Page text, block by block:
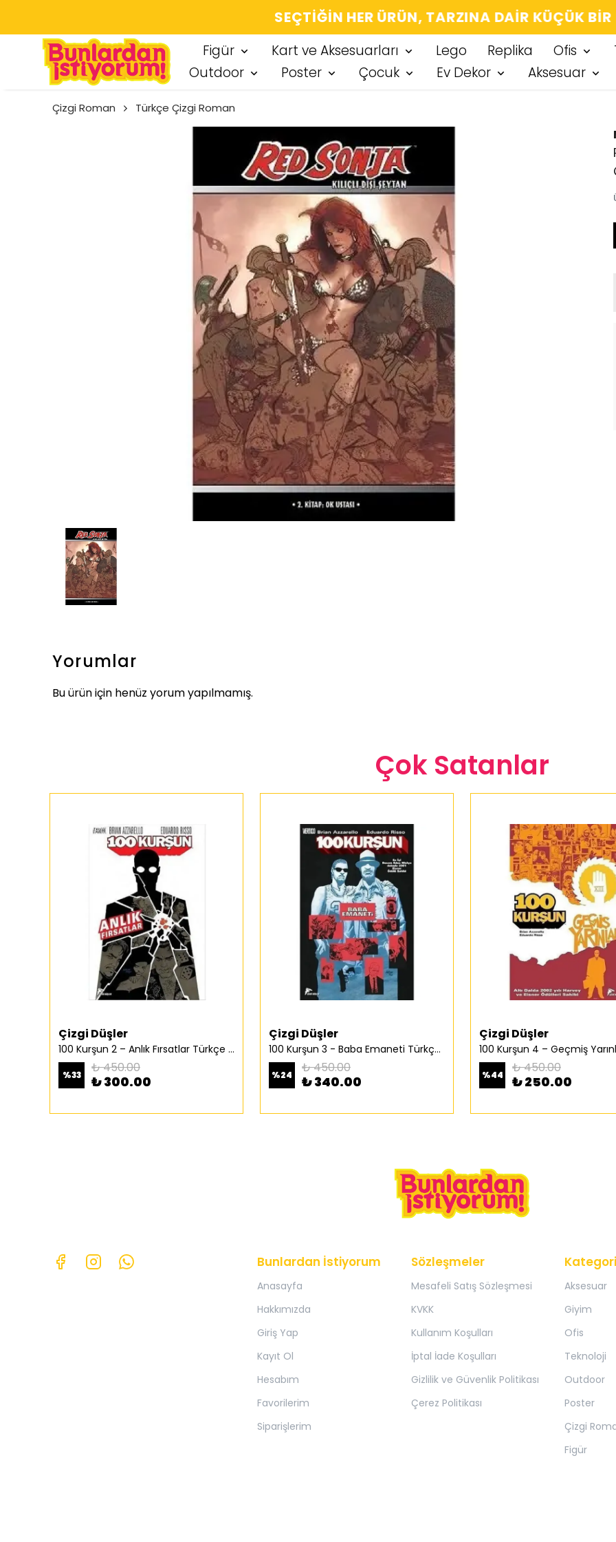
SEÇTIĞIN HER ÜRÜN, TARZINA DAIR KÜÇÜK
Figür Kart ve Aksesuarları Lego Replika Ofis
Outdoor
Poster Çocuk Ev Dekor Aksesuar
Çizgi Roman Türkçe Çizgi Roman
Yorumlar
Bu ürün için henüz yorum yapılmamış.
Çok Satanlar
Çizgi Düşler
100 Kurşun 2 – Anlık Fırsatlar Türkçe Çizgi Roman
%33 ₺ 450.00
₺ 300.00
Çizgi Düşler
100 Kurşun 3 - Baba Emaneti Türkçe Çizgi Roman
%24 ₺ 450.00
₺ 340.00
Çizgi Düşler
%44 ₺ 450.00
₺ 250.00
Bunlardan İstiyorum
Anasayfa
Hakkımızda
Giriş Yap
Kayıt Ol
Hesabım
Favorilerim
Siparişlerim
Sözleşmeler
Mesafeli Satış Sözleşmesi
KVKK
Kullanım Koşulları
İptal İade Koşulları
Gizlilik ve Güvenlik Politikası
Çerez Politikası
Aksesuar
Giyim
Ofis
Teknoloji
Outdoor
Poster
Çizgi
Figür